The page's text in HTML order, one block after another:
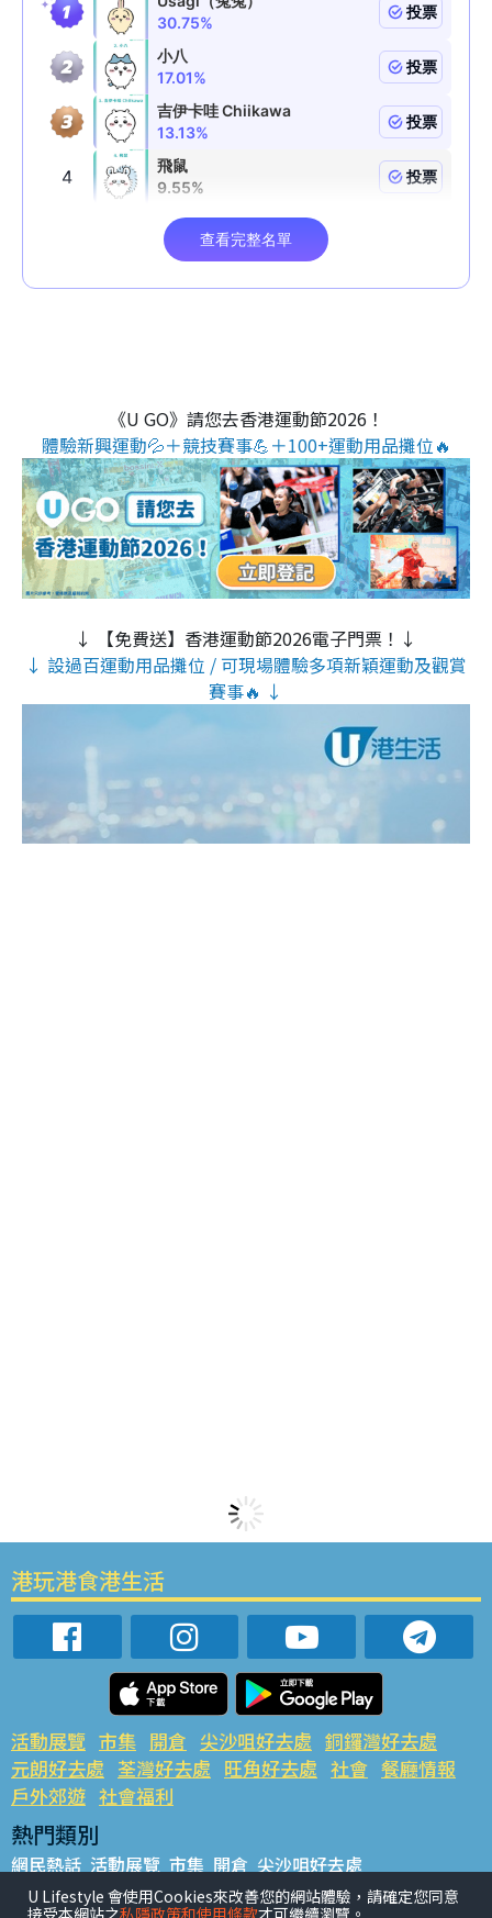
《U GO》請您去香港運動節2026！
體驗新興運動💦＋競技賽事💪＋100+運動用品攤位🔥
↓ 【免費送】香港運動節2026電子門票！↓
↓ 設過百運動用品攤位 / 可現場體驗多項新穎運動及觀賞
賽事🔥 ↓
港玩港食港生活
活動展覽 市集 開倉 尖沙咀好去處 銅鑼灣好去處
元朗好去處 荃灣好去處 旺角好去處 社會 餐廳情報
戶外郊遊 社會福利
熱門類別
網民熱話 活動展覽 市集 開倉 尖沙咀好去處
銅鑼灣好去處 元朗好去處 荃灣好去處 旺角好去處 社會
U Lifestyle 會使用Cookies來改善您的網站體驗，請確定您同意
接受本網站之私隱政策和使用條款才可繼續瀏覽。